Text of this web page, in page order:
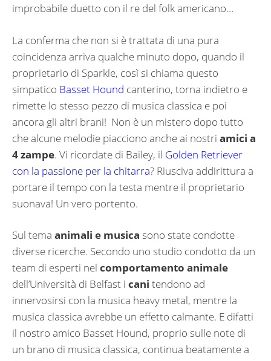
improbabile duetto con il re del folk americano…
La conferma che non si è trattata di una pura
coincidenza arriva qualche minuto dopo, quando il
proprietario di Sparkle, così si chiama questo
simpatico Basset Hound canterino, torna indietro e
rimette lo stesso pezzo di musica classica e poi
ancora gli altri brani! Non è un mistero dopo tutto
che alcune melodie piacciono anche ai nostri amici a
4 zampe. Vi ricordate di Bailey, il Golden Retriever
con la passione per la chitarra? Riusciva addirittura a
portare il tempo con la testa mentre il proprietario
suonava! Un vero portento.
Sul tema animali e musica sono state condotte
diverse ricerche. Secondo uno studio condotto da un
team di esperti nel comportamento animale
dell’Università di Belfast i cani tendono ad
innervosirsi con la musica heavy metal, mentre la
musica classica avrebbe un effetto calmante. E difatti
il nostro amico Basset Hound, proprio sulle note di
un brano di musica classica, continua beatamente a